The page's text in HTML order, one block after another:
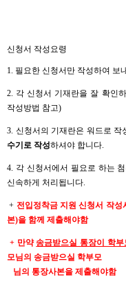
신청서 작성요령
1. 필요한 신청서만 작성하여 보
2. 각 신청서 기재란을 잘 확인
작성방법 참고)
3. 신청서의 기재란은 워드로
수기로 작성하셔야 합니다.
4. 각 신청서에서 필요로 하는
신속하게 처리됩니다.
+ 전입정착금 지원 신청서 작
본)을 함께 제출해야함
+ 만약송금받으실 통장이 학
모님의 송금받으실 학부모
님의 통장사본을 제출해야함